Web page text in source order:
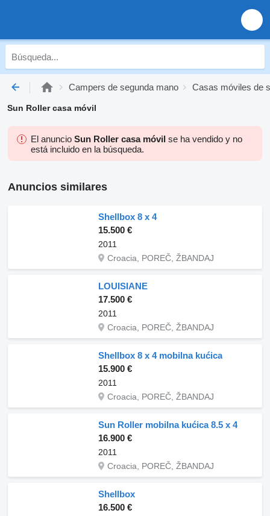
Campers de segunda mano Casas móviles de
Sun Roller casa móvil
El anuncio Sun Roller casa móvil se ha vendido y no
está incluido en la búsqueda.
Anuncios similares
Shellbox 8 x 4
15.500 €
2011
Croacia, POREČ, ŽBANDAJ
LOUISIANE
17.500 €
2011
Croacia, POREČ, ŽBANDAJ
Shellbox 8 x 4 mobilna kućica
15.900 €
2011
Croacia, POREČ, ŽBANDAJ
Sun Roller mobilna kućica 8.5 x 4
16.900 €
2011
Croacia, POREČ, ŽBANDAJ
Shellbox
16.500 €